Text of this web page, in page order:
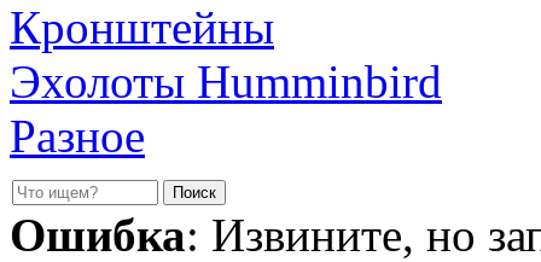
Кронштейны
Эхолоты Humminbird
Разное
Ошибка: Извините, но